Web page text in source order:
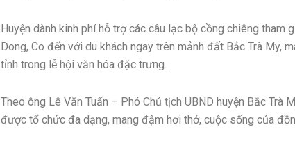
Huyện dành kinh phí hỗ trợ các câu lạc bộ cồng chiêng tham
Dong, Co đến với du khách ngay trên mảnh đất Bắc Trà My,
tỉnh trong lễ hội văn hóa đặc trưng.
Theo ông Lê Văn Tuấn – Phó Chủ tịch UBND huyện Bắc Trà
được tổ chức đa dạng, mang đậm hơi thở, cuộc sống của